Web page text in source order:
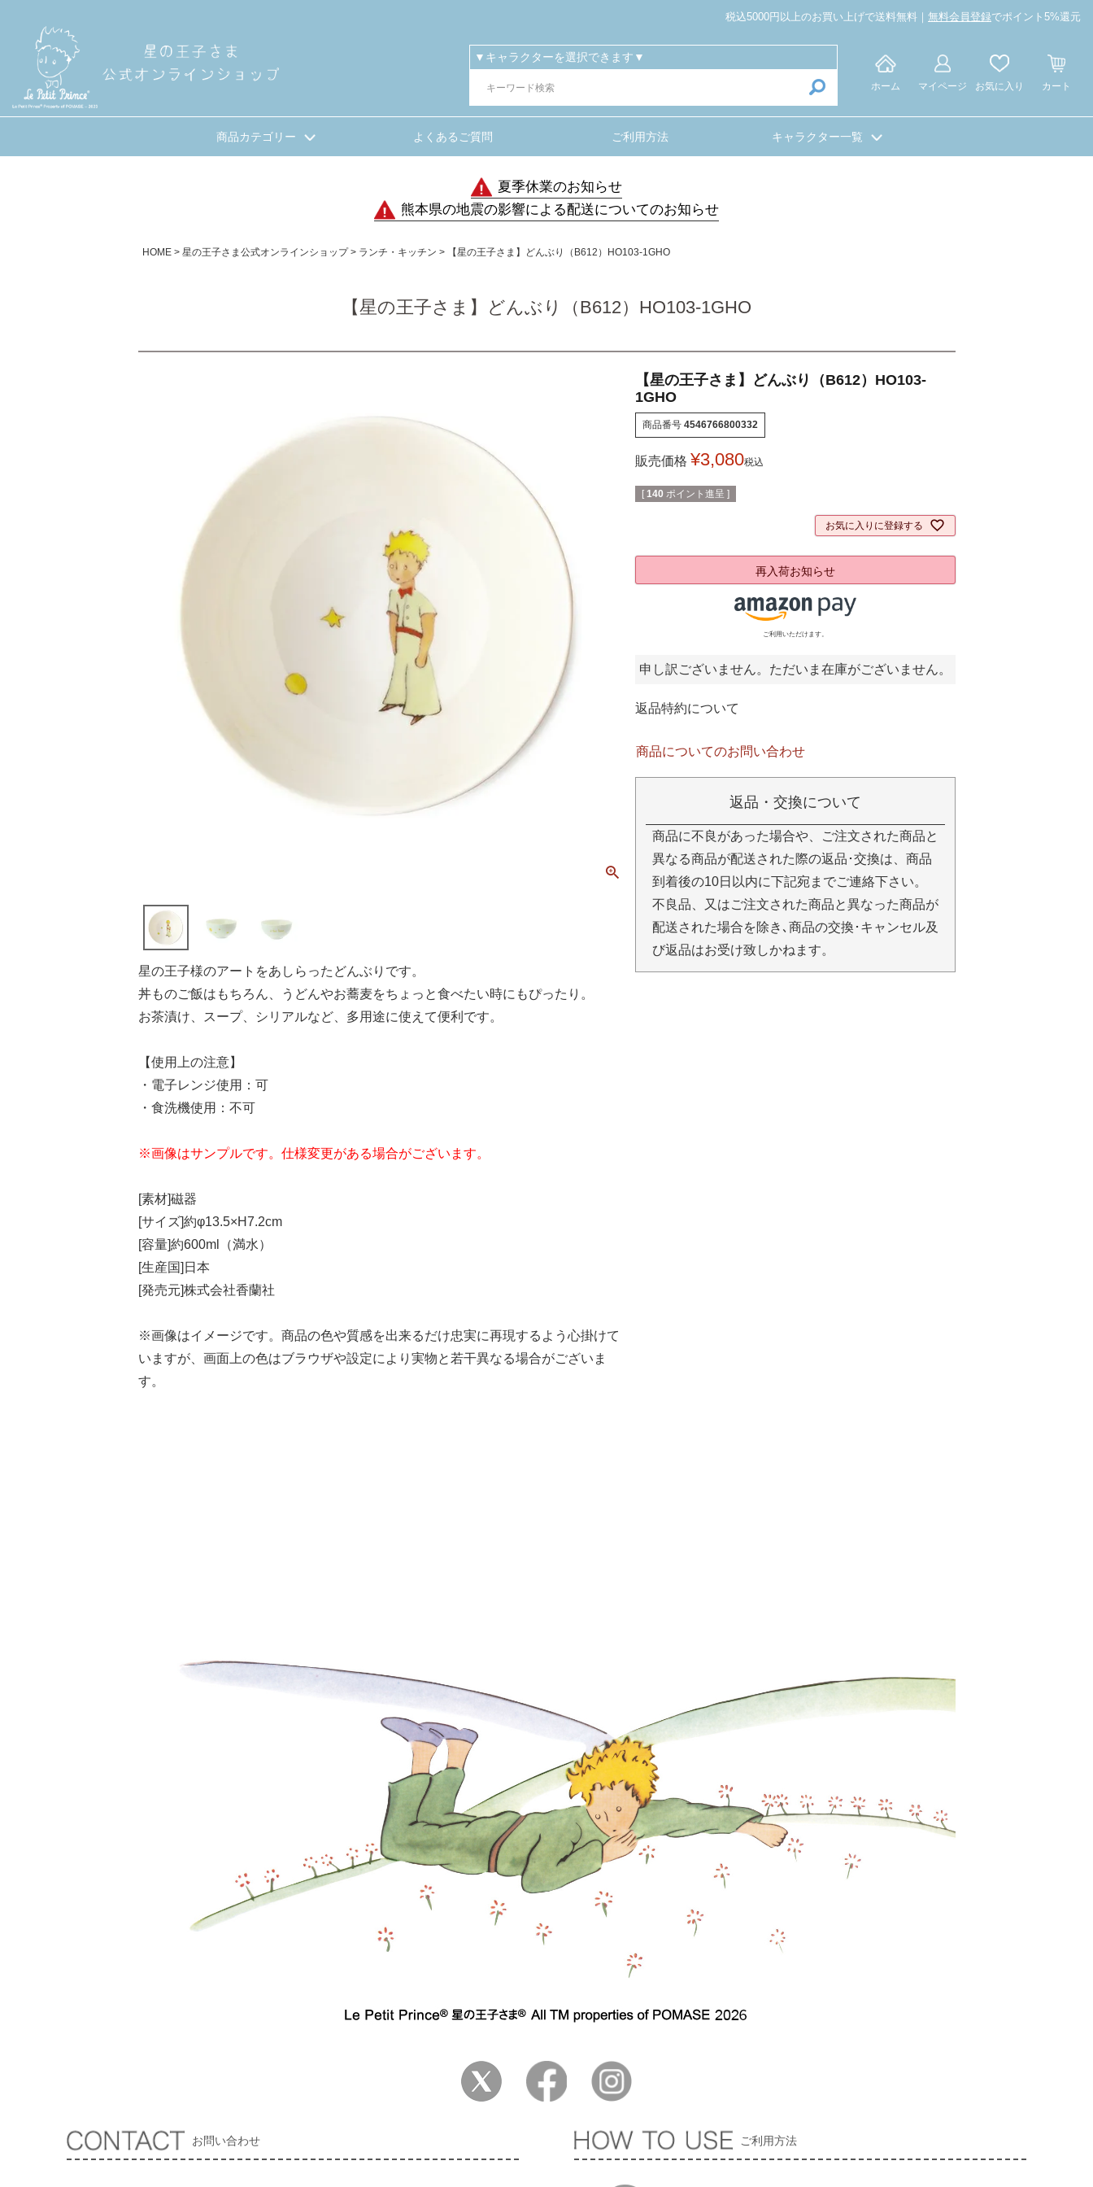
税込5000円以上のお買い上げで送料無料｜ 無料会員登録でポイント5%還元
ホーム マイページ お気に入り カート
商品カテゴリー よくあるご質問 ご利用方法 キャラクター一覧
夏季休業のお知らせ
熊本県の地震の影響による配送についてのお知らせ
HOME 星の王子さま公式オンラインショップ ランチ・キッチン 【星の王子さま】どんぶり（B612）HO103-1GHO
【星の王子さま】どんぶり（B612）HO103-1GHO
星の王子様のアートをあしらったどんぶりです。
丼ものご飯はもちろん、うどんやお蕎麦をちょっと食べたい時にもぴったり。
お茶漬け、スープ、シリアルなど、多用途に使えて便利です。
【使用上の注意】
・電子レンジ使用：可
・食洗機使用：不可
※画像はサンプルです。仕様変更がある場合がございます。
[素材]磁器
[サイズ]約φ13.5×H7.2cm
[容量]約600ml（満水）
[生産国]日本
[発売元]株式会社香蘭社
※画像はイメージです。商品の色や質感を出来るだけ忠実に再現するよう心掛けて
いますが、画面上の色はブラウザや設定により実物と若干異なる場合がございま
す。
【星の王子さま】どんぶり（B612）HO103-
1GHO
商品番号 4546766800332
販売価格 ¥3,080税込
[ 140 ポイント進呈 ]
お気に入りに登録する
再入荷お知らせ
ご利用いただけます。
申し訳ございません。ただいま在庫がございません。
返品特約について
商品についてのお問い合わせ
返品・交換について
商品に不良があった場合や、ご注文された商品と
異なる商品が配送された際の返品･交換は、商品
到着後の10日以内に下記宛までご連絡下さい。
不良品、又はご注文された商品と異なった商品が
配送された場合を除き､商品の交換･キャンセル及
び返品はお受け致しかねます。
お問い合わせ ご利用方法